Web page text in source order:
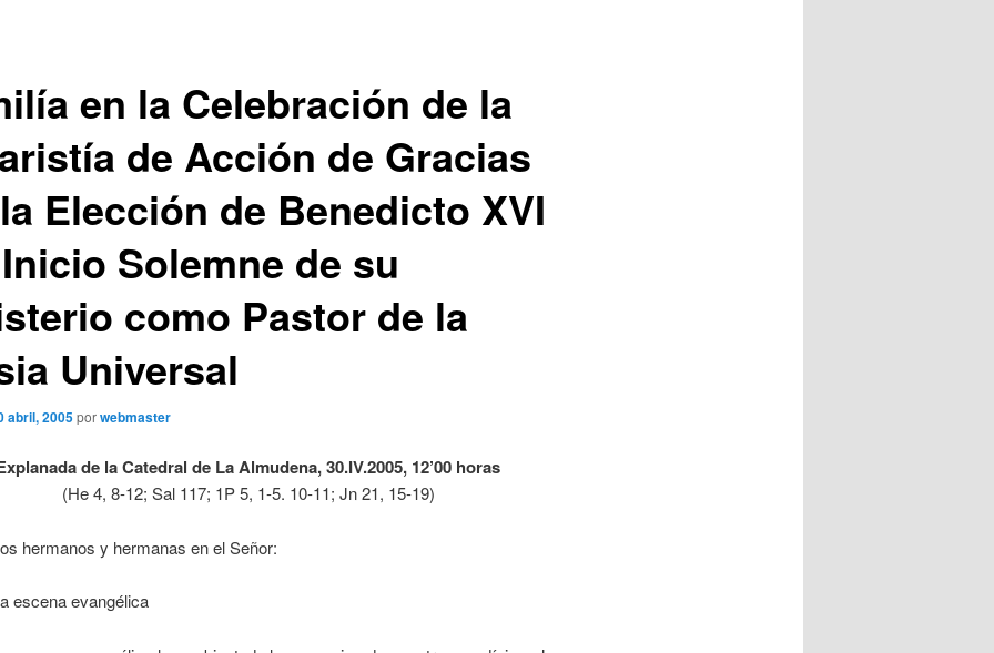
en la Celebración de la
de Acción de Gracias
Elección de Benedicto XVI
Solemne de su
como Pastor de la
Universal
abril, 2005porwebmaster
de la Catedral de La Almudena, 30.IV.2005, 12’00 horas
(He 4, 8-12; Sal 117; 1P 5, 1-5. 10-11; Jn 21, 15-19)
hermanos y hermanas en el Señor:
escena evangélica